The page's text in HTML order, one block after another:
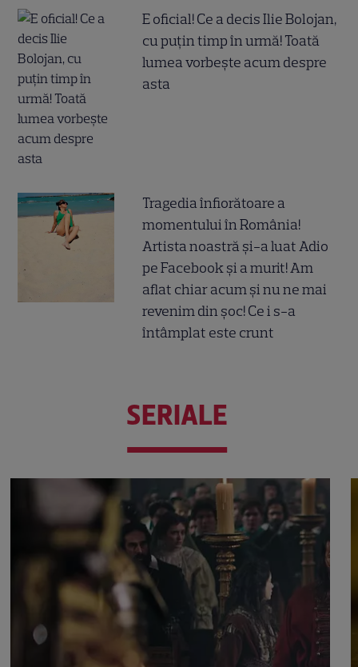
E oficial! Ce a decis Ilie Bolojan,
cu puțin timp în urmă! Toată
lumea vorbește acum despre
asta
Tragedia înfiorătoare a
momentului în România!
Artista noastră și-a luat Adio
pe Facebook și a murit! Am
aflat chiar acum și nu ne mai
revenim din șoc! Ce i s-a
întâmplat este crunt
SERIALE